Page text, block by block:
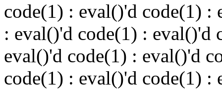
code(1) : eval()'d code(1) :
: eval()'d code(1) : eval()'d
eval()'d code(1) : eval()'d
code(1) : eval()'d code(1) :